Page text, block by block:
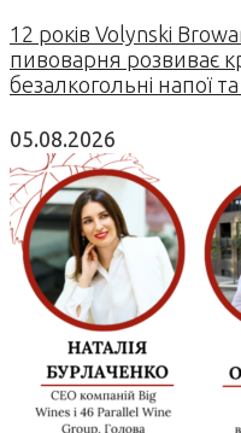
12 років Volynski
пивоварня розвиває
безалкогольні напої
05.08.2026